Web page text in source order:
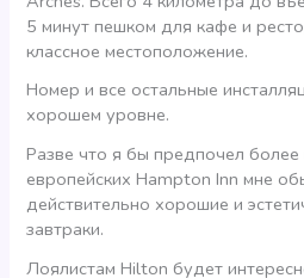
5 минут пешком для кафе и
классное местоположение.
Номер и все остальные
хорошем уровне.
Разве что я бы предпочел более
европейских Hampton Inn мне
действительно хорошие и
завтраки.
Лоялистам Hilton будет